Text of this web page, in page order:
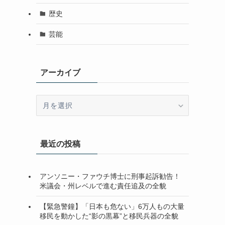
歴史
芸能
アーカイブ
ブ最近の投稿
アンソニー・ファウチ博士に刑事起訴勧告！
米議会・州レベルで進む責任追及の全貌
【緊急警鐘】「日本も危ない」6万人もの大量
移民を動かした“影の黒幕”と移民兵器の全貌